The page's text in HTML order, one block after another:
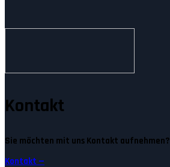
Kontakt
Sie möchten mit uns Kontakt aufnehmen?
Kontakt —